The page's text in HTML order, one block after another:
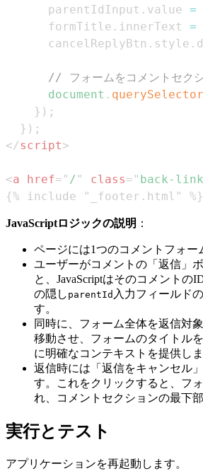
      parentIdInput
. value =
      formTitle
. innerText =
      cancelReplyBtn
. style .
// フォームをコメントセク
document . querySelector
} ) ;
} ) ;
</script>
<a href= " / " class= " back-link
{% include "_footer.html" %}
JavaScriptロジックの説明 ：
ページには1つのコメントフォー
ユーザーがコメントの「返信」
と、JavaScriptはそのコメントの
の隠し parentId 入力フィールド
す。
同時に、フォーム全体を返信対
移動させ、フォームのタイトル
に明確なコンテキストを提供しま
返信時には「返信をキャンセル
す。これをクリックすると、フ
れ、コメントセクションの最下
実行とテスト
アプリケーションを再起動します。